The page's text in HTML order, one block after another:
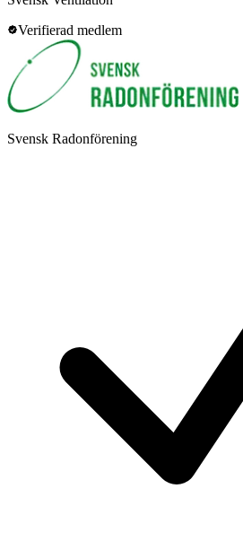
Verifierad medlem
Svensk Radonförening